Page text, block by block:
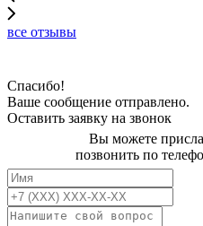
все отзывы
Спасибо!
Ваше сообщение отправлено.
Оставить заявку на звонок
Вы можете
позвонить по